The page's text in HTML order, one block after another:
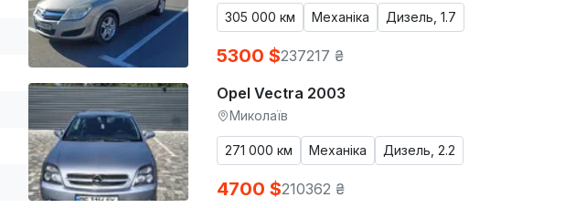
305 000 км Механіка Дизель, 1.7
5300 $237217 ₴
Opel Vectra 2003
Миколаїв
271 000 км Механіка Дизель, 2.2
4700 $210362 ₴